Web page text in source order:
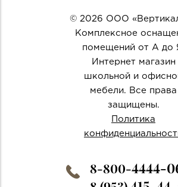
© 2026 ООО
Комплексное
помещений от А до
Интернет магазин
школьной и
мебели. Все права
защищены.
Политика
8-800-4444-